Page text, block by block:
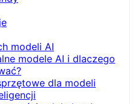
modeli AI
modele AI i dlaczego
dla modeli